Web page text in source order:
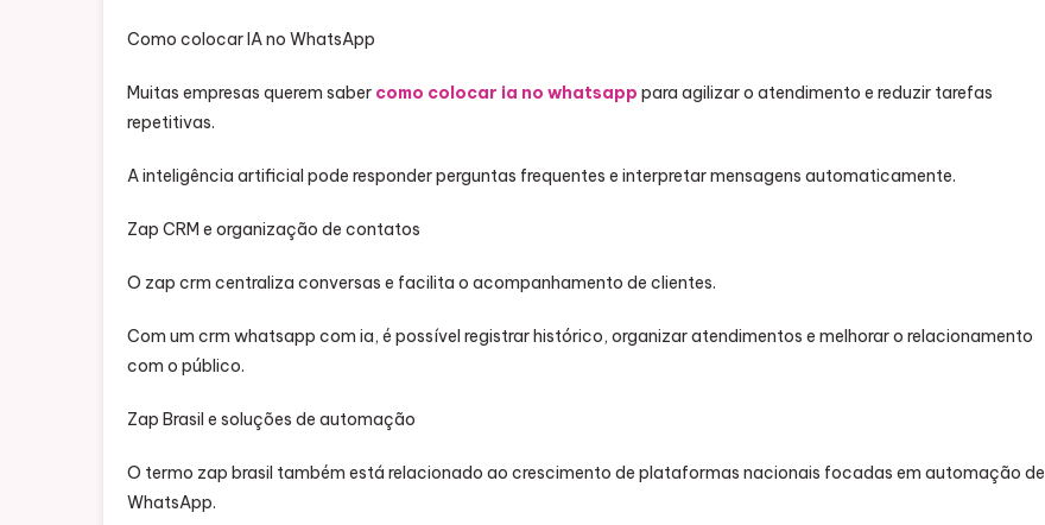
Como colocar IA no WhatsApp
Muitas empresas querem saber como colocar ia no whatsapp para agilizar o atendimento e reduzir tarefas
repetitivas.
A inteligência artificial pode responder perguntas frequentes e interpretar mensagens automaticamente.
Zap CRM e organização de contatos
O zap crm centraliza conversas e facilita o acompanhamento de clientes.
Com um crm whatsapp com ia, é possível registrar histórico, organizar atendimentos e melhorar o relacionamento
com o público.
Zap Brasil e soluções de automação
O termo zap brasil também está relacionado ao crescimento de plataformas nacionais focadas em automação de
WhatsApp.